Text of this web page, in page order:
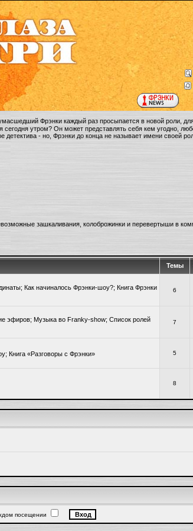
Фрэнки каждый раз просыпается в новой роли,
утром? Он может представлять себя кем угодно,
- но, Фрэнки до конца не называет имени своей
зашкаливания, колоброжинки и перевертыши в
Темы
Как начиналось Фрэнки-шоу?; Книга Фрэнки
6
эфиров; Музыка во Franky-show; Список ролей
7
Книга «Разговоры с Фрэнки» 5
8
посещении